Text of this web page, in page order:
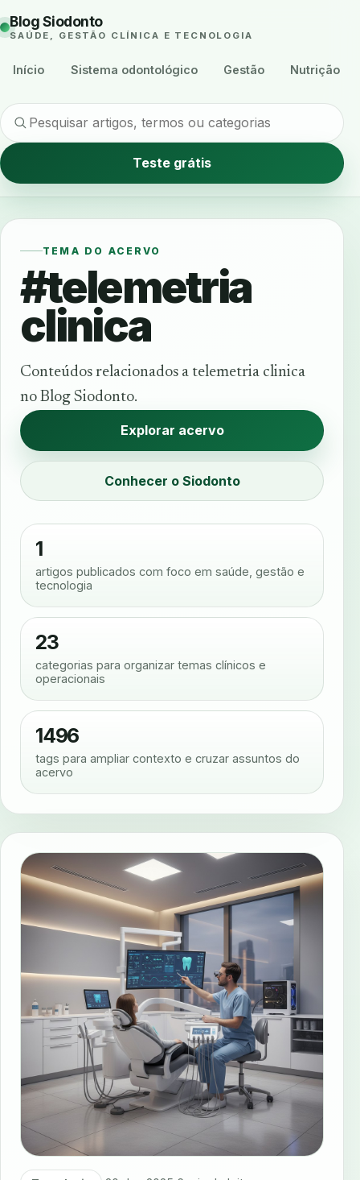
Blog Siodonto
SAÚDE, GESTÃO CLÍNICA E TECNOLOGIA
Início Sistema odontológico Gestão Nutrição
Teste grátis
TEMA DO ACERVO
#telemetria
clinica
Conteúdos relacionados a telemetria clinica
no Blog Siodonto.
Explorar acervo
Conhecer o Siodonto
1
artigos publicados com foco em saúde, gestão e
tecnologia
23
categorias para organizar temas clínicos e
operacionais
1496
tags para ampliar contexto e cruzar assuntos do
acervo